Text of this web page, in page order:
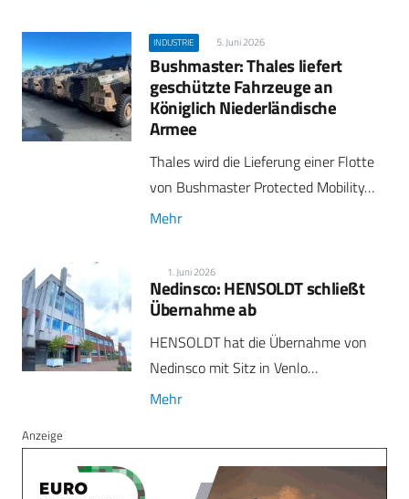
INDUSTRIE 5. Juni 2026
Bushmaster: Thales liefert
geschützte Fahrzeuge an
Königlich Niederländische
Armee
Thales wird die Lieferung einer Flotte
von Bushmaster Protected Mobility…
Mehr
1. Juni 2026
Nedinsco: HENSOLDT schließt
Übernahme ab
HENSOLDT hat die Übernahme von
Nedinsco mit Sitz in Venlo…
Mehr
Anzeige